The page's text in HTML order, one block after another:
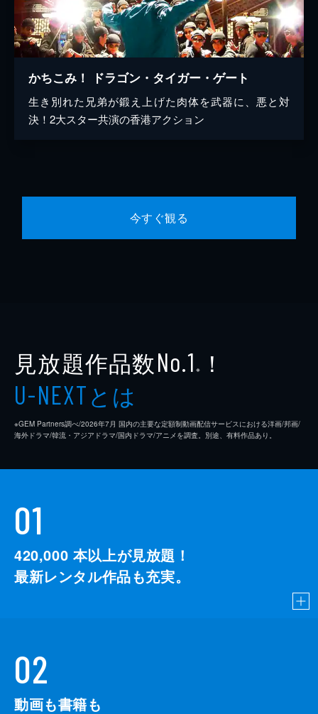
かちこみ！ ドラゴン・タイガー・ゲート
生き別れた兄弟が鍛え上げた肉体を武器に、悪と対
決！2大スター共演の香港アクション
今すぐ観る
見放題作品数No.1 ※ ！
U-NEXTとは
※GEM Partners調べ/2026年7⽉ 国内の主要な定額制動画配信サービスにおける洋画/邦画/
海外ドラマ/韓流・アジアドラマ/国内ドラマ/アニメを調査。別途、有料作品あり。
01
420,000 本以上が見放題！
最新レンタル作品も充実。
02
動画も書籍も